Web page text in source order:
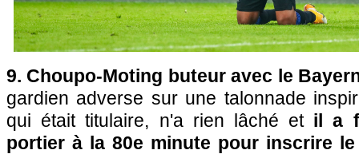
9. Choupo-Moting buteur avec le
gardien adverse sur une talonnade
qui était titulaire, n'a rien lâché etil a
portier à la 80e minute pour inscrire